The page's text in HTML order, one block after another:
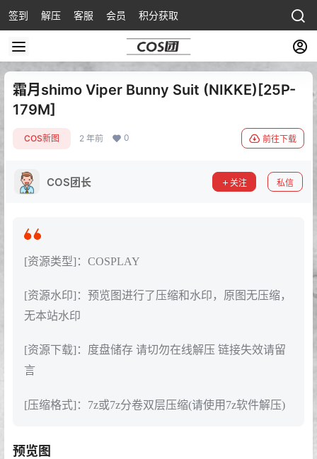
签到 解压 客服 会员 积分获取
霜月shimo Viper Bunny Suit (NIKKE)[25P-
179M]
COS新图 2 年前 0 前往下载
COS团长 关注 私信
[资源类型]：COSPLAY
[资源水印]：预览图进行了压缩和水印，原图无压缩，
无本站水印
[资源下载]：度盘储存 请切勿在线解压 链接失效请留
言
[压缩格式]：7z或7z分卷双层压缩(请使用7z软件解压)
预览图